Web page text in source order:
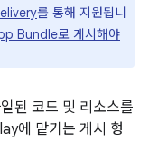
를 통해 지원됩니
Bundle로 게시해야
된 코드 및 리소스를
에 맡기는 게시 형